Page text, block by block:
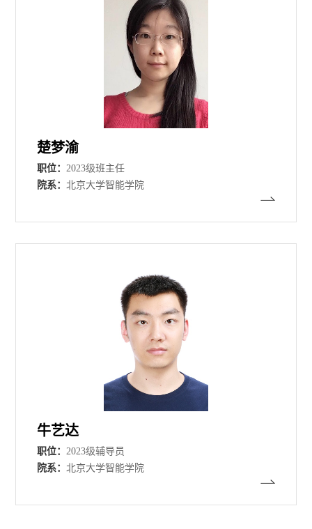
楚梦渝
职位： 2023级班主任
院系： 北京大学智能学院
牛艺达
职位： 2023级辅导员
院系： 北京大学智能学院